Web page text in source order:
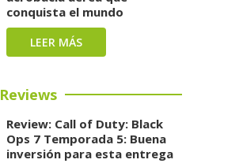
conquista el mundo
LEER MÁS
Reviews
Review: Call of Duty: Black
Ops 7 Temporada 5: Buena
inversión para esta entrega